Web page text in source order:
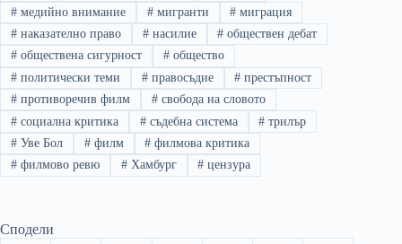
#медийно внимание #мигранти # миграция
#наказателно право #насилие # обществен дебат
#обществена сигурност #общество
#политически теми #правосъдие # престъпност
#противоречив филм #свобода на словото
#социална критика #съдебна система # трилър
#Уве Бол #филм # филмова критика
#филмово ревю #Хамбург # цензура
Сподели